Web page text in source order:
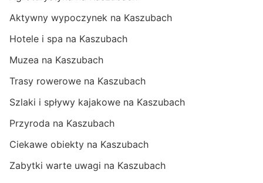
Aktywny wypoczynek na Kaszubach
Hotele i spa na Kaszubach
Muzea na Kaszubach
Trasy rowerowe na Kaszubach
Szlaki i spływy kajakowe na Kaszubach
Przyroda na Kaszubach
Ciekawe obiekty na Kaszubach
Zabytki warte uwagi na Kaszubach